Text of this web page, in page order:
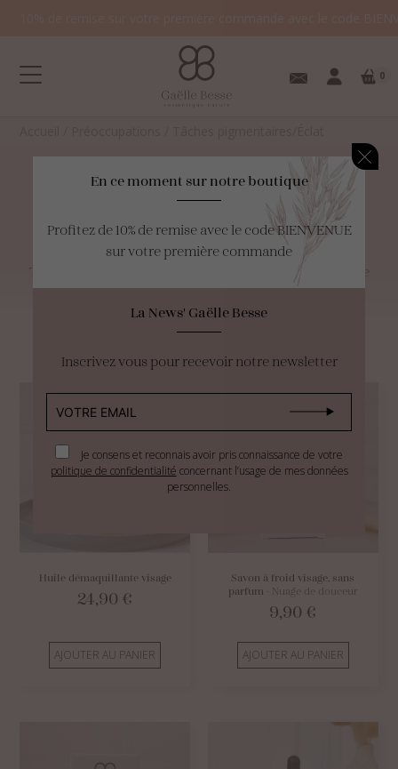
0
Votre panier est
pigmentaires/Éclat
Tâches pigmentaires, teint brouillé? Votre teint manque
d’homogénéité et de luminosité…retrouvez ici tous les
produits adaptés.
Huile démaquillante visage
24,90 €
AJOUTER AU PANIER
Savon à froid visage, sans
parfum - Nuage de douceur
9,90 €
AJOUTER AU PANIER
En ce moment sur notre boutique
Profitez de 10% de remise avec le code BIENVENUE
sur votre première commande
La News' Gaëlle Besse
Inscrivez vous pour recevoir notre newsletter
Je consens et reconnais avoir pris connaissance de votre
politique de confidentialité concernant l’usage de mes données
personnelles.